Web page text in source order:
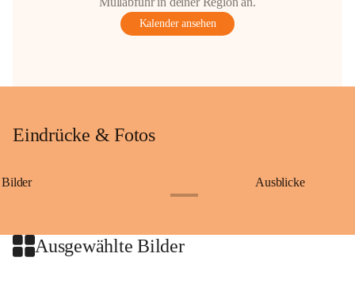
Kalender ansehen
Eindrücke & Fotos
Bilder Ausblicke
Ausgewählte Bilder